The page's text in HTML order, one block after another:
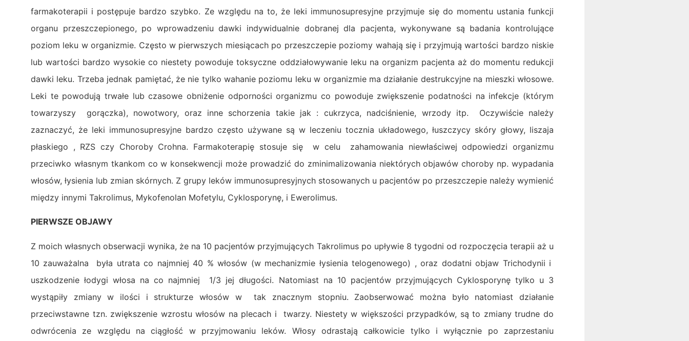
farmakoterapii i postępuje bardzo szybko. Ze względu na to, że leki immunosupresyjne przyjmuje się do momentu ustania funkcji
organu przeszczepionego, po wprowadzeniu dawki indywidualnie dobranej dla pacjenta, wykonywane są badania kontrolujące
poziom leku w organizmie. Często w pierwszych miesiącach po przeszczepie poziomy wahają się i przyjmują wartości bardzo niskie
lub wartości bardzo wysokie co niestety powoduje toksyczne oddziałowywanie leku na organizm pacjenta aż do momentu redukcji
dawki leku. Trzeba jednak pamiętać, że nie tylko wahanie poziomu leku w organizmie ma działanie destrukcyjne na mieszki włosowe.
Leki te powodują trwałe lub czasowe obniżenie odporności organizmu co powoduje zwiększenie podatności na infekcje (którym
towarzyszy gorączka), nowotwory, oraz inne schorzenia takie jak : cukrzyca, nadciśnienie, wrzody itp. Oczywiście należy
zaznaczyć, że leki immunosupresyjne bardzo często używane są w leczeniu tocznia układowego, łuszczycy skóry głowy, liszaja
płaskiego , RZS czy Choroby Crohna. Farmakoterapię stosuje się w celu zahamowania niewłaściwej odpowiedzi organizmu
przeciwko własnym tkankom co w konsekwencji może prowadzić do zminimalizowania niektórych objawów choroby np. wypadania
włosów, łysienia lub zmian skórnych. Z grupy leków immunosupresyjnych stosowanych u pacjentów po przeszczepie należy wymienić
między innymi Takrolimus, Mykofenolan Mofetylu, Cyklosporynę, i Ewerolimus.
PIERWSZE OBJAWY
Z moich własnych obserwacji wynika, że na 10 pacjentów przyjmujących Takrolimus po upływie 8 tygodni od rozpoczęcia terapii aż u
10 zauważalna była utrata co najmniej 40 % włosów (w mechanizmie łysienia telogenowego) , oraz dodatni objaw Trichodynii i
uszkodzenie łodygi włosa na co najmniej 1/3 jej długości. Natomiast na 10 pacjentów przyjmujących Cyklosporynę tylko u 3
wystąpiły zmiany w ilości i strukturze włosów w tak znacznym stopniu. Zaobserwować można było natomiast działanie
przeciwstawne tzn. zwiększenie wzrostu włosów na plecach i twarzy. Niestety w większości przypadków, są to zmiany trudne do
odwrócenia ze względu na ciągłość w przyjmowaniu leków. Włosy odrastają całkowicie tylko i wyłącznie po zaprzestaniu